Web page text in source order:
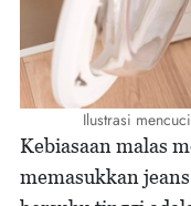
Ilustrasi
Kebiasaan malas
memasukkan